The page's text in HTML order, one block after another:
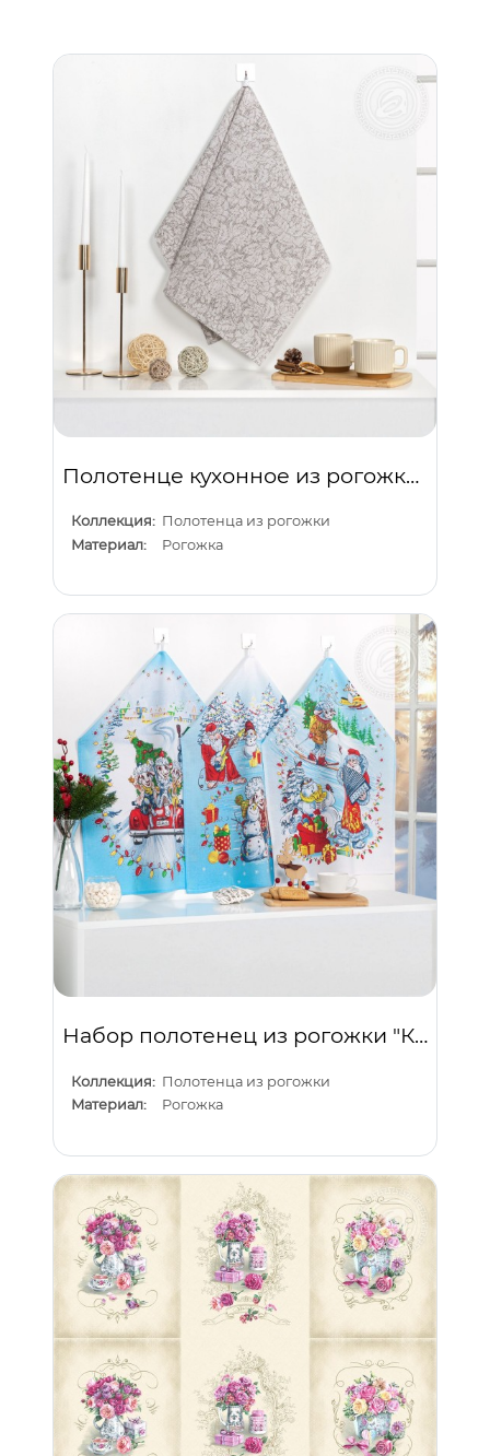
Полотенце кухонное из рогожки "Джейн"
Коллекция: Полотенца из рогожки
Материал:
Рогожка
Набор полотенец из рогожки "Кураж"
Коллекция: Полотенца из рогожки
Материал:
Рогожка